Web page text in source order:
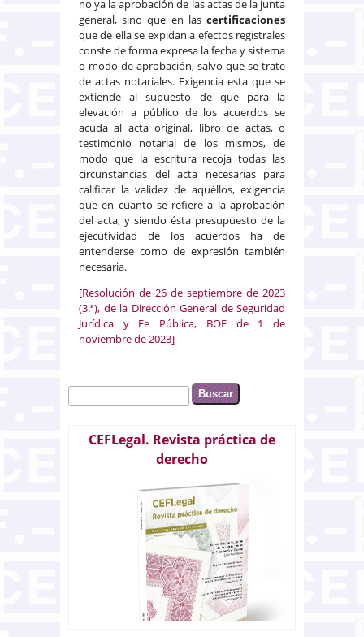
no ya la aprobación de las actas de la junta
general, sino que en lascertificaciones
que de ella se expidan a efectos registrales
conste de forma expresa la fecha y sistema
o modo de aprobación, salvo que se trate
de actas notariales. Exigencia esta que se
extiende al supuesto de que para la
elevación a público de los acuerdos se
acuda al acta original, libro de actas, o
testimonio notarial de los mismos, de
modo que la escritura recoja todas las
circunstancias del acta necesarias para
calificar la validez de aquéllos, exigencia
que en cuanto se refiere a la aprobación
del acta, y siendo ésta presupuesto de la
ejecutividad de los acuerdos ha de
entenderse como de expresión también
necesaria.
[Resolución de 26 de septiembre de 2023
(3.ª), de la Dirección General de Seguridad
Jurídica y Fe Pública, BOE de 1 de
noviembre de 2023]
Formulario de búsqueda
Buscar
CEFLegal. Revista práctica de
derecho